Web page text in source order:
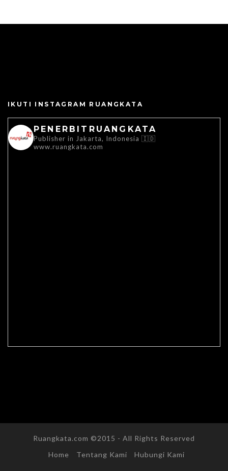
IKUTI INSTAGRAM RUANGKATA
PENERBITRUANGKATA
Publisher in Jakarta, Indonesia 🇮🇩
www.ruangkata.com
Ruangkata.com ©2015 - All Rights Reserved
Home
Tentang Kami Hubungi Kami